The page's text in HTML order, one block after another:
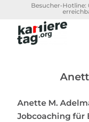
Besucher-Hotline:
Anette M.
Jobcoaching für